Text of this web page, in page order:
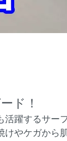
ド！
躍するサー
やケガから